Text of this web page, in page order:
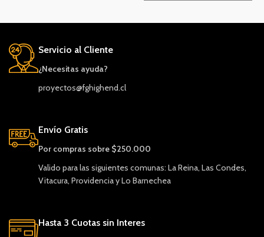
Servicio al Cliente
¿Necesitas ayuda?
proyectos@fghighend.cl
Envío Gratis
Por compras sobre $250.000
Valido para las siguientes comunas: La Reina, Las Condes,
Vitacura, Providencia y Lo Barnechea
Hasta 3 Cuotas sin Interes